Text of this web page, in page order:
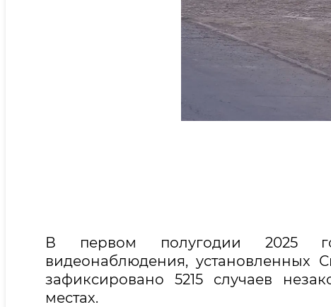
В первом полугодии 2025
видеонаблюдения, установленных
зафиксировано 5215 случаев
местах.